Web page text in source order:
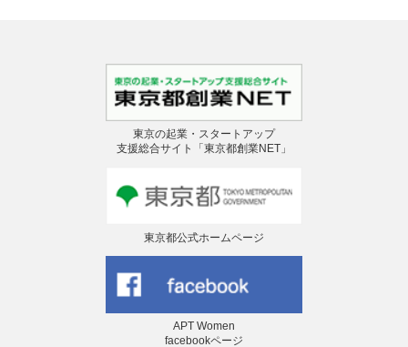
東京の起業・スタートアップ
支援総合サイト「東京都創業NET」
東京都公式ホームページ
APT Women
facebookページ